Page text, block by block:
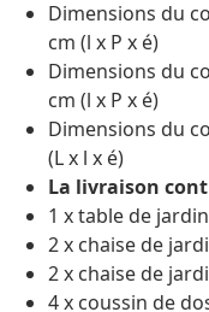
Dimensions du
cm (l x P x é)
Dimensions du
cm (l x P x é)
Dimensions du
(L x l x é)
La livraison
1 x table de jardin
2 x chaise de
2 x chaise de
4 x coussin de